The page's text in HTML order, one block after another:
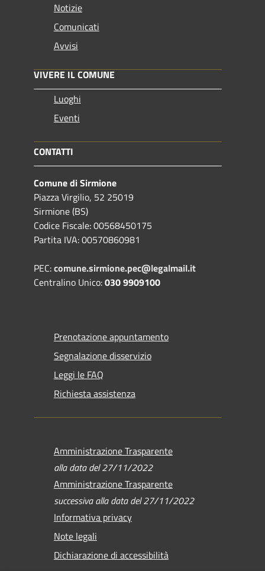
Notizie
Comunicati
Avvisi
VIVERE IL COMUNE
Luoghi
Eventi
CONTATTI
Comune di Sirmione
Piazza Virgilio, 52 25019
Sirmione (BS)
Codice Fiscale: 00568450175
Partita IVA: 00570860981
PEC:comune.sirmione.pec@legalmail.it
Centralino Unico:030 9909100
Prenotazione appuntamento
Segnalazione disservizio
Leggi le FAQ
Richiesta assistenza
Amministrazione Trasparente
alla data del 27/11/2022
Amministrazione Trasparente
successiva alla data del 27/11/2022
Informativa privacy
Note legali
Dichiarazione di accessibilità